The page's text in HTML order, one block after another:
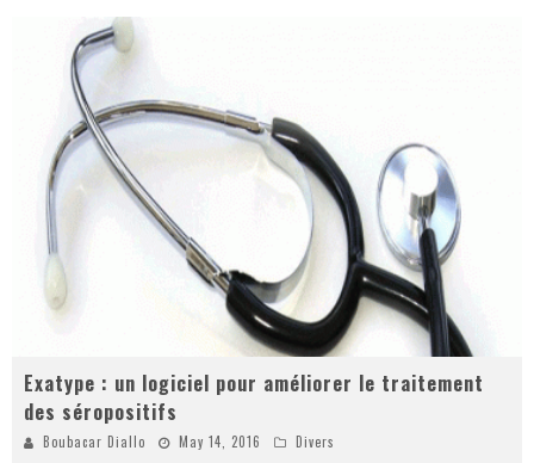
Exatype : un logiciel pour améliorer le traitement
des séropositifs
Boubacar Diallo May 14, 2016 Divers